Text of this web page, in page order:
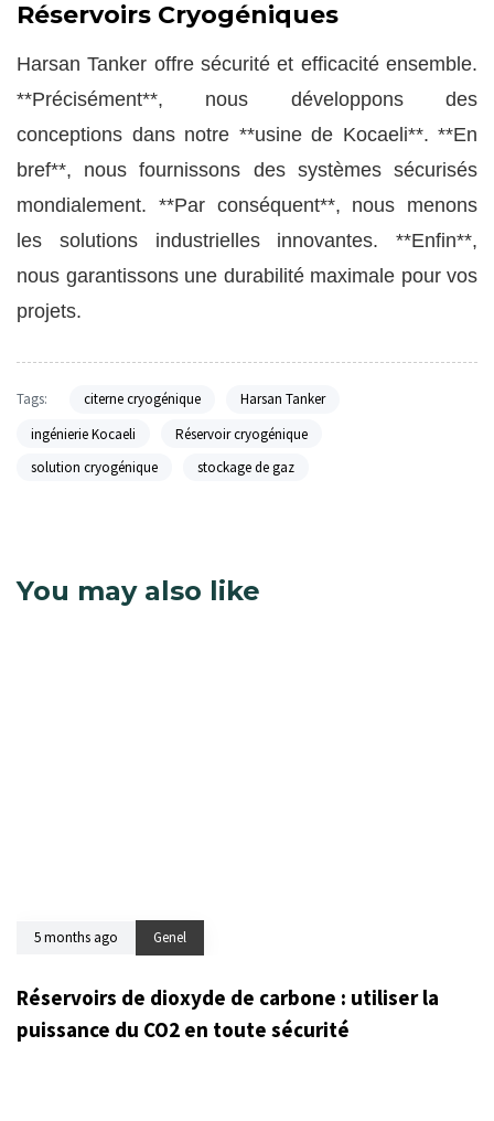
Réservoirs Cryogéniques
Harsan Tanker offre sécurité et efficacité ensemble.
**Précisément**, nous développons des
conceptions dans notre **usine de Kocaeli**. **En
bref**, nous fournissons des systèmes sécurisés
mondialement. **Par conséquent**, nous menons
les solutions industrielles innovantes. **Enfin**,
nous garantissons une durabilité maximale pour vos
projets.
Tags: citerne cryogénique
Harsan Tanker
ingénierie Kocaeli
Réservoir cryogénique
solution cryogénique
stockage de gaz
You may also like
5 months ago Genel
Réservoirs de dioxyde de carbone : utiliser la
puissance du CO2 en toute sécurité